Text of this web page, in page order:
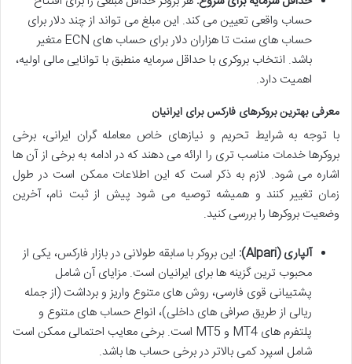
حساب واقعی تعیین می کند. این مبلغ می تواند از چند دلار برای
حساب های سنت تا هزاران دلار برای حساب های ECN متغیر
باشد. انتخاب بروکری با حداقل سرمایه منطبق با توانایی مالی اولیه،
اهمیت دارد.
معرفی بهترین بروکرهای فارکس برای ایرانیان
با توجه به شرایط تحریم و نیازهای خاص معامله گران ایرانی، برخی
بروکرها خدمات مناسب تری را ارائه می دهند که در ادامه به برخی از آن ها
اشاره می شود. لازم به ذکر است که این اطلاعات ممکن است در طول
زمان تغییر کنند و همیشه توصیه می شود پیش از ثبت نام، آخرین
وضعیت بروکرها را بررسی کنید.
آلپاری (Alpari):
این بروکر با سابقه طولانی در بازار فارکس، یکی از
محبوب ترین گزینه ها برای ایرانیان است. مزایای آن شامل
پشتیبانی قوی فارسی، روش های متنوع واریز و برداشت (از جمله
ریالی از طریق صرافی های داخلی)، انواع حساب های متنوع و
پلتفرم های MT4 و MT5 است. برخی معایب احتمالی ممکن است
شامل اسپرد کمی بالاتر در برخی حساب ها باشد.